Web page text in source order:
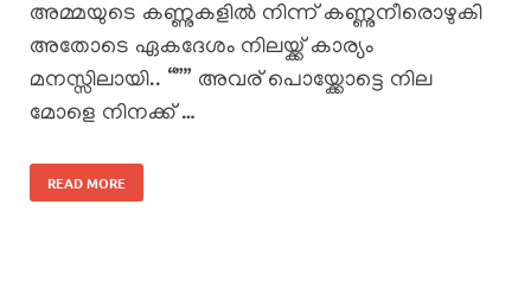
അമ്മയുടെ കണ്ണുകളിൽ നിന്ന് കണ്ണുനീരൊഴുകി
അതോടെ ഏകദേശം നിലയ്ക്ക് കാര്യം
മനസ്സിലായി.. “”” അവര് പൊയ്ക്കോട്ടെ നില
മോളെ നിനക്ക് …
READ MORE